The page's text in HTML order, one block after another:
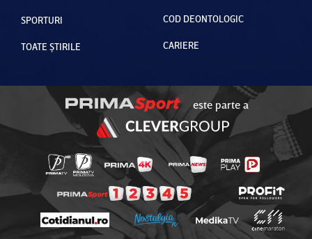
SPORTURI
TOATE ȘTIRILE
COD DEONTOLOGIC
CARIERE
este parte a